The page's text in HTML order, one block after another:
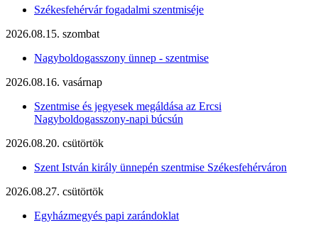
Székesfehérvár fogadalmi szentmiséje
2026.08.15. szombat
Nagyboldogasszony ünnep - szentmise
2026.08.16. vasárnap
Szentmise és jegyesek megáldása az Ercsi
Nagyboldogasszony-napi búcsún
2026.08.20. csütörtök
Szent István király ünnepén szentmise Székesfehérváron
2026.08.27. csütörtök
Egyházmegyés papi zarándoklat